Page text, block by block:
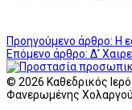
Προηγούμενο άρθρο: Η
Επόμενο άρθρο: Δ’
© 2026 Καθεδρικός
Φανερωμένης Χολαργού